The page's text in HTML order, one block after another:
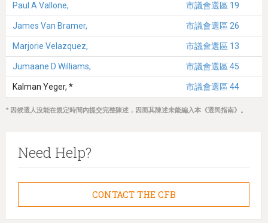
Paul A Vallone, 市議會選區 19
James Van Bramer, 市議會選區 26
Marjorie Velazquez, 市議會選區 13
Jumaane D Williams, 市議會選區 45
Kalman Yeger, * 市議會選區 44
* 因候選人沒能在規定時間內提交完整陳述，因而其陳述未能編入本《選民指南》。
Need Help?
CONTACT THE CFB